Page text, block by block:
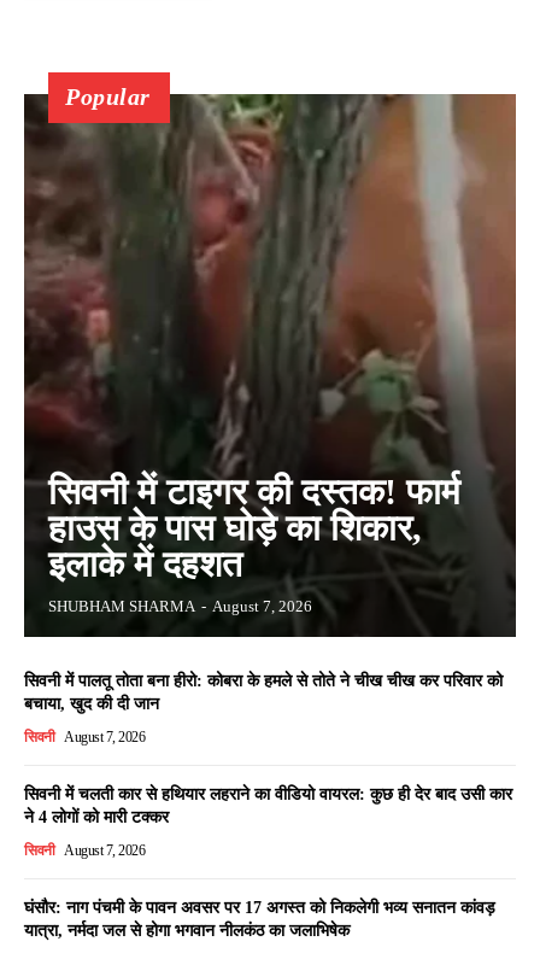
Popular
सिवनी में टाइगर की दस्तक! फार्म
हाउस के पास घोड़े का शिकार,
इलाके में दहशत
SHUBHAM SHARMA - August 7, 2026
सिवनी में पालतू तोता बना हीरो: कोबरा के हमले से तोते ने चीख चीख कर परिवार को
बचाया, खुद की दी जान
सिवनी August 7, 2026
सिवनी में चलती कार से हथियार लहराने का वीडियो वायरल: कुछ ही देर बाद उसी कार
ने 4 लोगों को मारी टक्कर
सिवनी August 7, 2026
घंसौर: नाग पंचमी के पावन अवसर पर 17 अगस्त को निकलेगी भव्य सनातन कांवड़
यात्रा, नर्मदा जल से होगा भगवान नीलकंठ का जलाभिषेक